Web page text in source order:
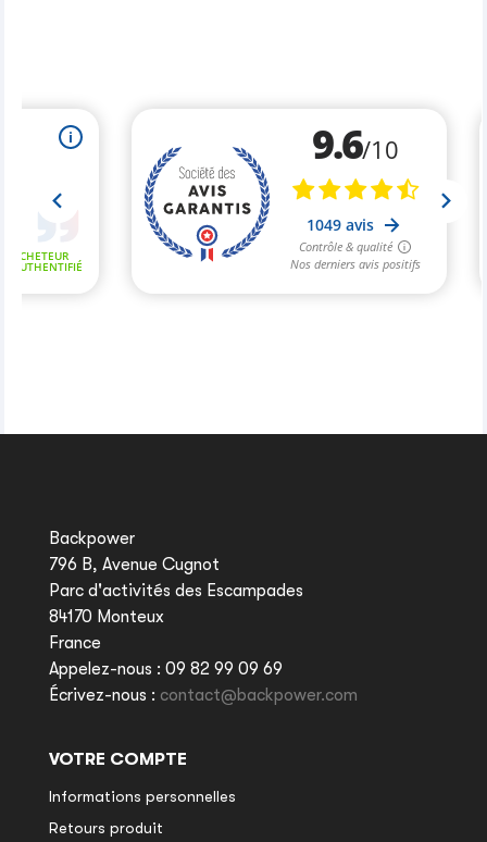
Backpower
796 B, Avenue Cugnot
Parc d'activités des Escampades
84170 Monteux
France
Appelez-nous : 09 82 99 09 69
Écrivez-nous : contact@backpower.com
VOTRE COMPTE
Informations personnelles
Retours produit